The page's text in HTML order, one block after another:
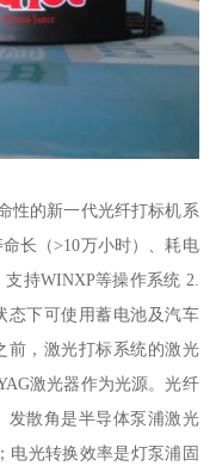
性的新一代光纤打标机系
长（>10万小时）、耗电
支持WINXP等操作系统 2.
态下可使用蓄电池及汽车
前，激光打标系统的激光
激光器作为光源。光纤
发散角是半导体泵浦激光
电光转换效率是灯泵浦固